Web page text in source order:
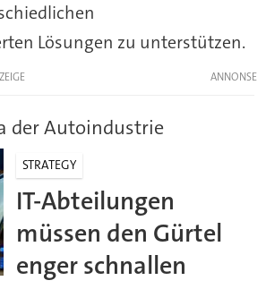
Lösungen zu unterstützen.
der Autoindustrie
STRATEGY
IT-Abteilungen
müssen den Gürtel
enger schnallen